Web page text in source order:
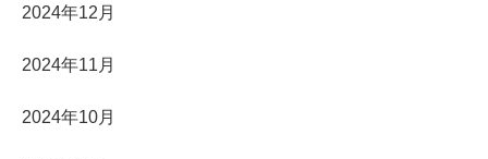
2024年12月
2024年11月
2024年10月